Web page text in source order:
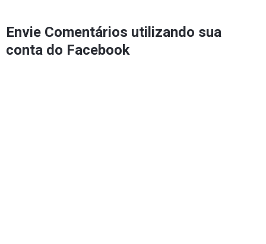
Envie Comentários utilizando sua
conta do Facebook